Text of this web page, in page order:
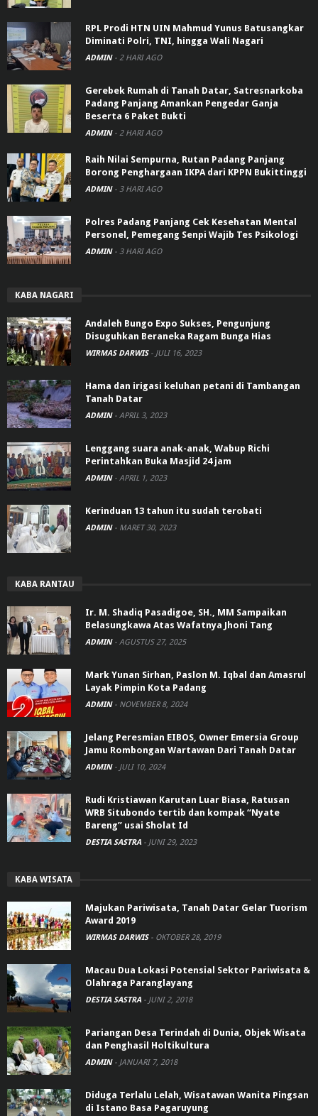
RPL Prodi HTN UIN Mahmud Yunus Batusangkar
Diminati Polri, TNI, hingga Wali Nagari
ADMIN - 2 HARI AGO
Gerebek Rumah di Tanah Datar, Satresnarkoba
Padang Panjang Amankan Pengedar Ganja
Beserta 6 Paket Bukti
ADMIN - 2 HARI AGO
Raih Nilai Sempurna, Rutan Padang Panjang
Borong Penghargaan IKPA dari KPPN Bukittinggi
ADMIN - 3 HARI AGO
Polres Padang Panjang Cek Kesehatan Mental
Personel, Pemegang Senpi Wajib Tes Psikologi
ADMIN - 3 HARI AGO
KABA NAGARI
Andaleh Bungo Expo Sukses, Pengunjung
Disuguhkan Beraneka Ragam Bunga Hias
WIRMAS DARWIS - JULI 16, 2023
Hama dan irigasi keluhan petani di Tambangan
Tanah Datar
ADMIN - APRIL 3, 2023
Lenggang suara anak-anak, Wabup Richi
Perintahkan Buka Masjid 24 jam
ADMIN - APRIL 1, 2023
Kerinduan 13 tahun itu sudah terobati
ADMIN - MARET 30, 2023
KABA RANTAU
Ir. M. Shadiq Pasadigoe, SH., MM Sampaikan
Belasungkawa Atas Wafatnya Jhoni Tang
ADMIN - AGUSTUS 27, 2025
Mark Yunan Sirhan, Paslon M. Iqbal dan Amasrul
Layak Pimpin Kota Padang
ADMIN - NOVEMBER 8, 2024
Jelang Peresmian EIBOS, Owner Emersia Group
Jamu Rombongan Wartawan Dari Tanah Datar
ADMIN - JULI 10, 2024
Rudi Kristiawan Karutan Luar Biasa, Ratusan
WRB Situbondo tertib dan kompak “Nyate
Bareng” usai Sholat Id
DESTIA SASTRA - JUNI 29, 2023
KABA WISATA
Majukan Pariwisata, Tanah Datar Gelar Tuorism
Award 2019
WIRMAS DARWIS - OKTOBER 28, 2019
Macau Dua Lokasi Potensial Sektor Pariwisata &
Olahraga Paranglayang
DESTIA SASTRA - JUNI 2, 2018
Pariangan Desa Terindah di Dunia, Objek Wisata
dan Penghasil Holtikultura
ADMIN - JANUARI 7, 2018
Diduga Terlalu Lelah, Wisatawan Wanita Pingsan
di Istano Basa Pagaruyung